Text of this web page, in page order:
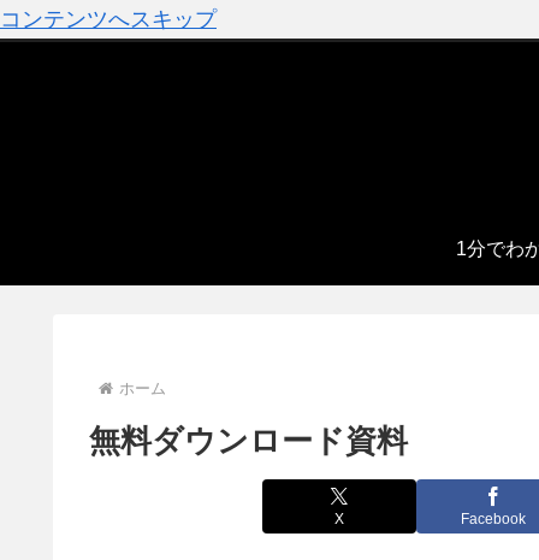
コンテンツへスキップ
1分でわ
ホーム
無料ダウンロード資料
X Facebook